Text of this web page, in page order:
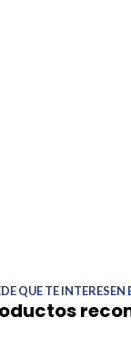
QUE TE INTERESEN